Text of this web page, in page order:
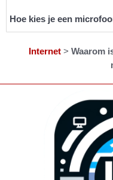
Hoe kies je een
Internet > Waarom